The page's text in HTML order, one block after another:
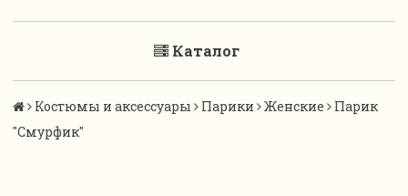
Каталог
Костюмы и аксессуары Парики Женские
Парик
"Смурфик"